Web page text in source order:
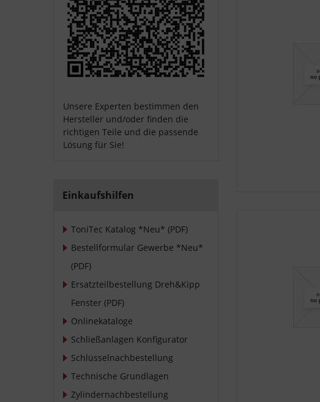
Unsere Experten bestimmen den
Hersteller und/oder finden die
richtigen Teile und die passende
Lösung für Sie!
Einkaufshilfen
ToniTec Katalog *Neu* (PDF)
Bestellformular Gewerbe *Neu*
(PDF)
Ersatzteilbestellung Dreh&Kipp
Fenster (PDF)
Onlinekataloge
Schließanlagen Konfigurator
Schlüsselnachbestellung
Technische Grundlagen
Zylindernachbestellung